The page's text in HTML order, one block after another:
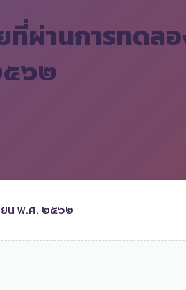
ที่ผ่านการทดล
๕๖๒
ยน พ.ศ. ๒๕๖๒